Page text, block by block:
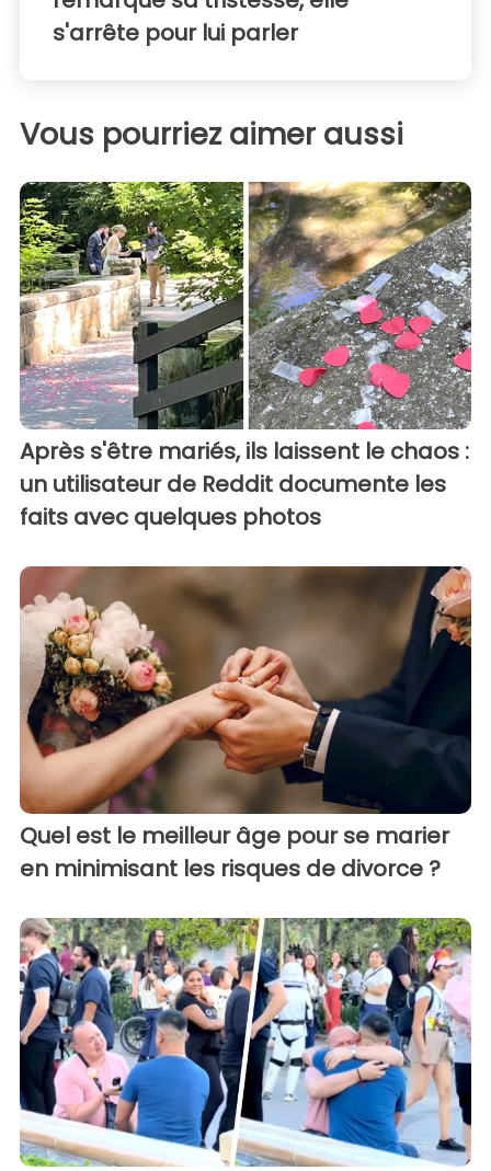
s'arrête pour lui parler
Vous pourriez aimer aussi
Après s'être mariés, ils laissent le chaos :
un utilisateur de Reddit documente les
faits avec quelques photos
Quel est le meilleur âge pour se marier
en minimisant les risques de divorce ?